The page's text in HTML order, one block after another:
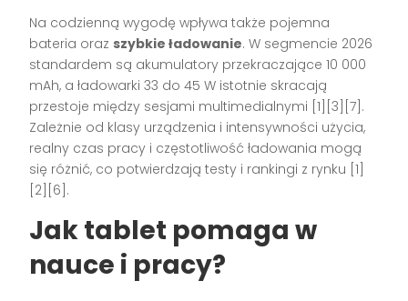
Na codzienną wygodę wpływa także pojemna
bateria oraz szybkie ładowanie. W segmencie 2026
standardem są akumulatory przekraczające 10 000
mAh, a ładowarki 33 do 45 W istotnie skracają
przestoje między sesjami multimedialnymi [1][3][7].
Zależnie od klasy urządzenia i intensywności użycia,
realny czas pracy i częstotliwość ładowania mogą
się różnić, co potwierdzają testy i rankingi z rynku [1]
[2][6].
Jak tablet pomaga w
nauce i pracy?